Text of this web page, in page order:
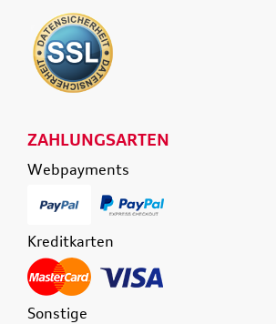
ZAHLUNGSARTEN
Webpayments
Kreditkarten
Sonstige